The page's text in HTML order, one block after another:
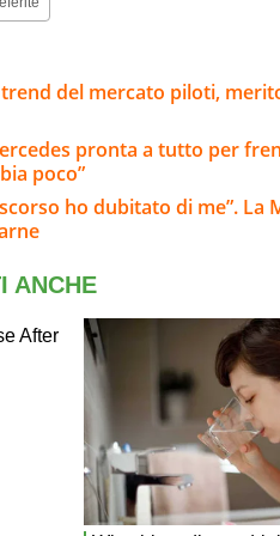
del mercato piloti,
pronta a tutto per
poco”
ho dubitato di me”. La